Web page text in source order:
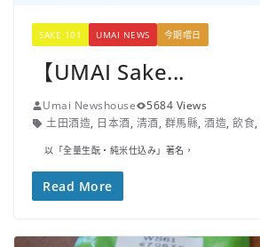
SAKE 101 UMAI NEWS 今期嚐日
【UMAI Sake...
Umai Newshouse
5684 Views
土田酒造, 日本酒, 清酒, 群馬縣, 酒造, 飲食,
以「全量生酛・純米仕込み」著名，
Read More